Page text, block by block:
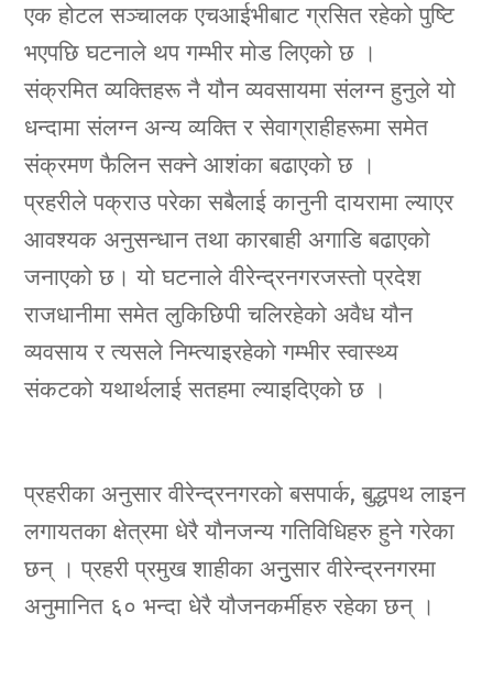
एक होटल सञ्चालक एचआईभीबाट ग्रसित रहेको पुष्टि
भएपछि घटनाले थप गम्भीर मोड लिएको छ ।
संक्रमित व्यक्तिहरू नै यौन व्यवसायमा संलग्न हुनुले यो
धन्दामा संलग्न अन्य व्यक्ति र सेवाग्राहीहरूमा समेत
संक्रमण फैलिन सक्ने आशंका बढाएको छ ।
प्रहरीले पक्राउ परेका सबैलाई कानुनी दायरामा ल्याएर
आवश्यक अनुसन्धान तथा कारबाही अगाडि बढाएको
जनाएको छ। यो घटनाले वीरेन्द्रनगरजस्तो प्रदेश
राजधानीमा समेत लुकिछिपी चलिरहेको अवैध यौन
व्यवसाय र त्यसले निम्त्याइरहेको गम्भीर स्वास्थ्य
संकटको यथार्थलाई सतहमा ल्याइदिएको छ ।
प्रहरीका अनुसार वीरेन्द्रनगरको बसपार्क, बुद्धपथ लाइन
लगायतका क्षेत्रमा धेरै यौनजन्य गतिविधिहरु हुने गरेका
छन् । प्रहरी प्रमुख शाहीका अनुुसार वीरेन्द्रनगरमा
अनुमानित ६० भन्दा धेरै यौजनकर्मीहरु रहेका छन् ।